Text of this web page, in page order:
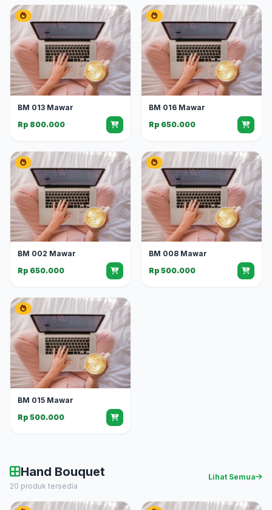
BM 013 Mawar
Rp 800.000
BM 016 Mawar
Rp 650.000
BM 002 Mawar
Rp 650.000
BM 008 Mawar
Rp 500.000
BM 015 Mawar
Rp 500.000
Hand Bouquet
20 produk tersedia
Lihat Semua